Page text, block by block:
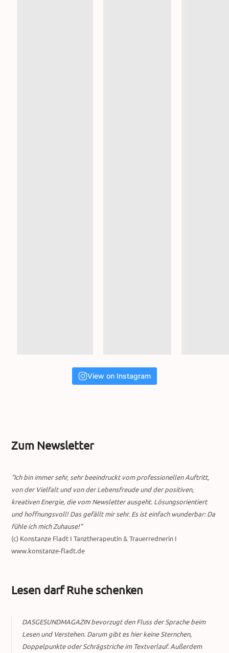
View on Instagram
Zum Newsletter
"Ich bin immer sehr, sehr beeindruckt vom professionellen Auftritt,
von der Vielfalt und von der Lebensfreude und der positiven,
kreativen Energie, die vom Newsletter ausgeht. Lösungsorientiert
und hoffnungsvoll! Das gefällt mir sehr. Es ist einfach wunderbar: Da
fühle ich mich Zuhause!"
(c) Konstanze Fladt I Tanztherapeutin & Trauerrednerin I
www.konstanze-fladt.de
Lesen darf Ruhe schenken
DASGESUNDMAGAZIN bevorzugt den Fluss der Sprache beim
Lesen und Verstehen. Darum gibt es hier keine Sternchen,
Doppelpunkte oder Schrägstriche im Textverlauf. Außerdem